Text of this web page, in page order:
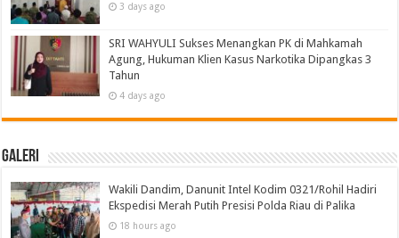
3 days ago
SRI WAHYULI Sukses Menangkan PK di Mahkamah
Agung, Hukuman Klien Kasus Narkotika Dipangkas 3
Tahun
4 days ago
Galeri
Wakili Dandim, Danunit Intel Kodim 0321/Rohil Hadiri
Ekspedisi Merah Putih Presisi Polda Riau di Palika
18 hours ago